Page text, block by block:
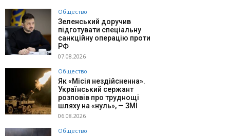
Общество
Зеленський доручив
підготувати спеціальну
санкційну операцію проти
РФ
07.08.2026
Общество
Як «Місія нездійсненна».
Український сержант
розповів про труднощі
шляху на «нуль», — ЗМІ
06.08.2026
Общество